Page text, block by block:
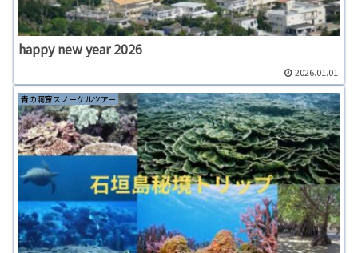
happy new year 2026
2026.01.01
青の洞窟スノーケルツアー